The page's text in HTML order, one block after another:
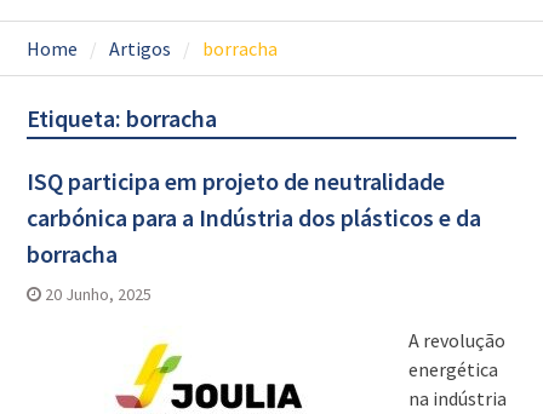
Home Artigos borracha
Etiqueta: borracha
ISQ participa em projeto de neutralidade
carbónica para a Indústria dos plásticos e da
borracha
20 Junho, 2025
A revolução
energética
na indústria